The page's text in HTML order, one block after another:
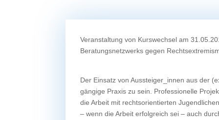
Veranstaltung von Kurswechsel am
Beratungsnetzwerks gegen
Der Einsatz von Aussteiger_innen aus der
gängige Praxis zu sein. Professionelle
die Arbeit mit rechtsorientierten
– wenn die Arbeit erfolgreich sei – auch